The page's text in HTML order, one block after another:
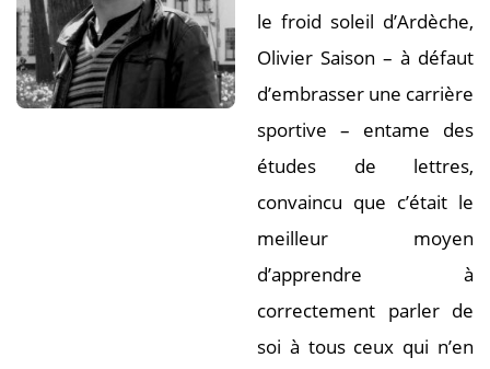
le froid soleil d’Ardèche,
Olivier Saison – à défaut
d’embrasser une carrière
sportive – entame des
études de lettres,
convaincu que c’était le
meilleur moyen
d’apprendre à
correctement parler de
soi à tous ceux qui n’en